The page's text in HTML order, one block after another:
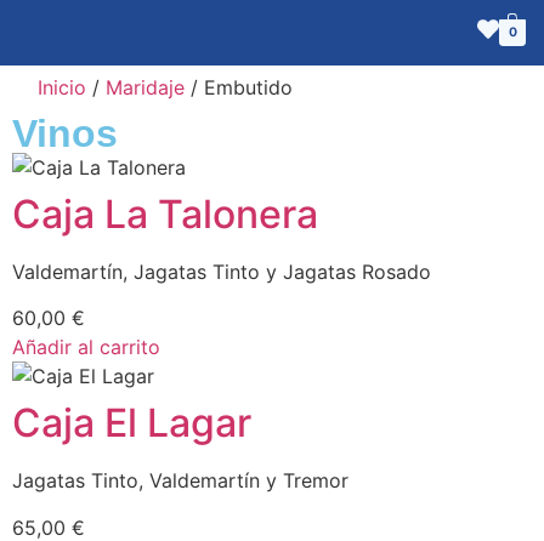
0
Inicio / Maridaje / Embutido
Vinos
Caja La Talonera
Valdemartín, Jagatas Tinto y Jagatas Rosado
60,00 €
Añadir al carrito
Caja El Lagar
Jagatas Tinto, Valdemartín y Tremor
65,00 €